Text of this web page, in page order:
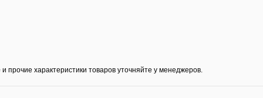
характеристики товаров уточняйте у менеджеров.